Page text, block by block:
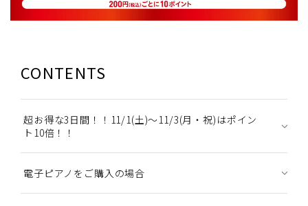
CONTENTS
超お得な3日間！！11/1(土)～11/3(月・祝)はポイン
ト10倍！！
電子ピアノをご購入の場合